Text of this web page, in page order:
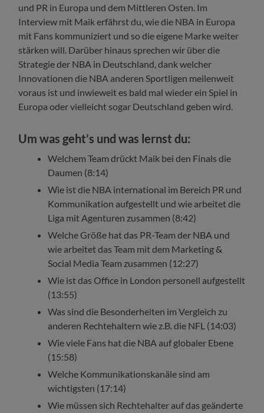
und PR in Europa und dem Mittleren Osten. Im
Interview mit Maik erfährst du, wie die NBA in Europa
mit Fans kommuniziert und so die eigene Marke weiter
stärken will. Darüber hinaus sprechen wir über die
Strategie der NBA in Deutschland, dank welcher
Innovationen die NBA anderen Sportligen meilenweit
voraus ist und inwieweit es bald mal wieder ein Spiel in
Europa oder vielleicht sogar Deutschland geben wird.
Um was geht’s und was lernst du:
Welchem Team drückt Maik bei den Finals die
Daumen (8:14)
Wie ist die NBA international im Bereich PR und
Kommunikation aufgestellt und wie arbeitet die
Liga mit Agenturen zusammen (8:42)
Welche Größe hat das PR-Team der NBA und
wie arbeitet das Team mit dem Marketing &
Social Media Team zusammen (12:27)
Wie ist das Office in London personell aufgestellt
(13:55)
Was sind die Besonderheiten im Vergleich zu
anderen Rechtehaltern wie z.B. die NFL (14:03)
Wie viele Fans hat die NBA auf globaler Ebene
(15:58)
Welche Kommunikationskanäle sind am
wichtigsten (17:14)
Wie müssen sich Rechtehalter auf das geänderte